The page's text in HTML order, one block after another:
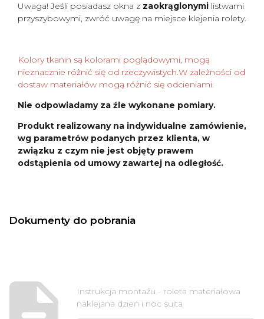
Uwaga! Jeśli posiadasz okna z zaokrąglonymi listwami
przyszybowymi, zwróć uwagę na miejsce klejenia rolety.
Kolory tkanin są kolorami poglądowymi, mogą
nieznacznie różnić się od rzeczywistych.W zależności od
dostaw materiałów mogą różnić się odcieniami.
Nie odpowiadamy za źle wykonane pomiary.
Produkt realizowany na indywidualne zamówienie,
wg parametrów podanych przez klienta, w
związku z czym nie jest objęty prawem
odstąpienia od umowy zawartej na odległość.
Dokumenty do pobrania
Instrukcja montażu - roleta materiałowa
naklejana dzień i noc suita